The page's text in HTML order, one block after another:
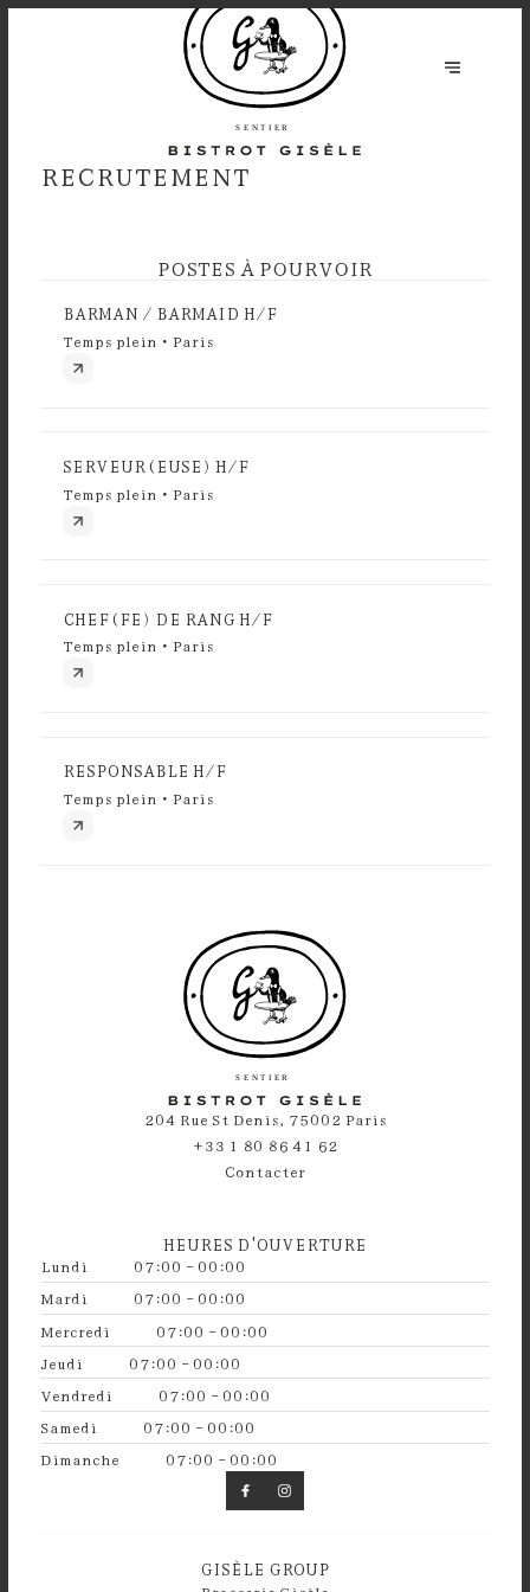
RECRUTEMENT
POSTES À POURVOIR
BARMAN / BARMAID H/F
Temps plein • Paris
SERVEUR(EUSE) H/F
Temps plein • Paris
CHEF(FE) DE RANG H/F
Temps plein • Paris
RESPONSABLE H/F
Temps plein • Paris
204 Rue St Denis, 75002 Paris
+33 1 80 86 41 62
Contacter
HEURES D'OUVERTURE
Lundi
07:00 - 00:00
Mardi
07:00 - 00:00
Mercredi
07:00 - 00:00
Jeudi
07:00 - 00:00
Vendredi
07:00 - 00:00
Samedi
07:00 - 00:00
Dimanche
07:00 - 00:00
GISÈLE GROUP